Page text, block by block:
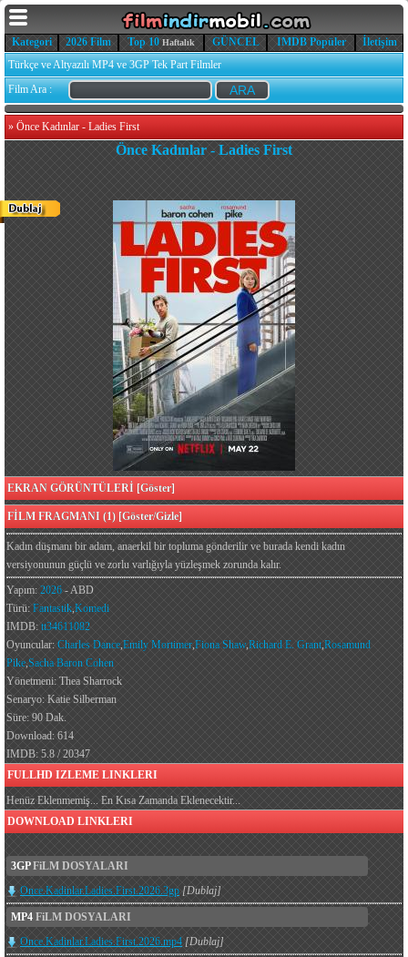
Kategori 2026 Film Top 10 Haftalık GÜNCEL IMDB Popüler
İletişim
Türkçe ve Altyazılı MP4 ve 3GP Tek Part Filmler
Film Ara :
» Önce Kadınlar - Ladies First
Önce Kadınlar - Ladies First
EKRAN GÖRÜNTÜLERİ [Göster]
FİLM FRAGMANI (1) [Göster/Gizle]
Kadın düşmanı bir adam, anaerkil bir topluma gönderilir ve burada kendi kadın
versiyonunun güçlü ve zorlu varlığıyla yüzleşmek zorunda kalır.
Yapım: 2026 - ABD
Türü: Fantastik,Komedi
IMDB: tt34611082
Oyuncular: Charles Dance,Emily Mortimer,Fiona Shaw,Richard E. Grant,Rosamund
Pike,Sacha Baron Cohen
Yönetmeni: Thea Sharrock
Senaryo: Katie Silberman
Süre: 90 Dak.
Download: 614
IMDB: 5.8 / 20347
FULLHD IZLEME LINKLERI
Henüz Eklenmemiş... En Kısa Zamanda Eklenecektir...
DOWNLOAD LINKLERI
3GPFiLM DOSYALARI
Once.Kadinlar.Ladies.First.2026.3gp [Dublaj]
MP4 FiLM DOSYALARI
Once.Kadinlar.Ladies.First.2026.mp4 [Dublaj]